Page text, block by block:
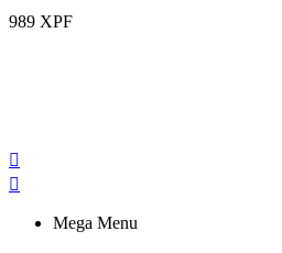
989 XPF


Mega Menu